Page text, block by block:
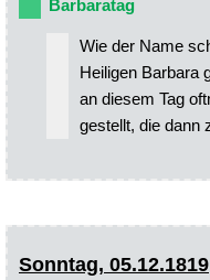
Barbaratag
Wie der Name
Heiligen Barbara
an diesem Tag
gestellt, die dann
Sonntag, 05.12.1819